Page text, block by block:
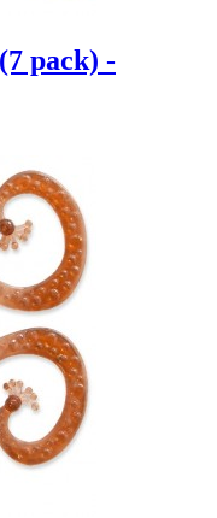
pack) -